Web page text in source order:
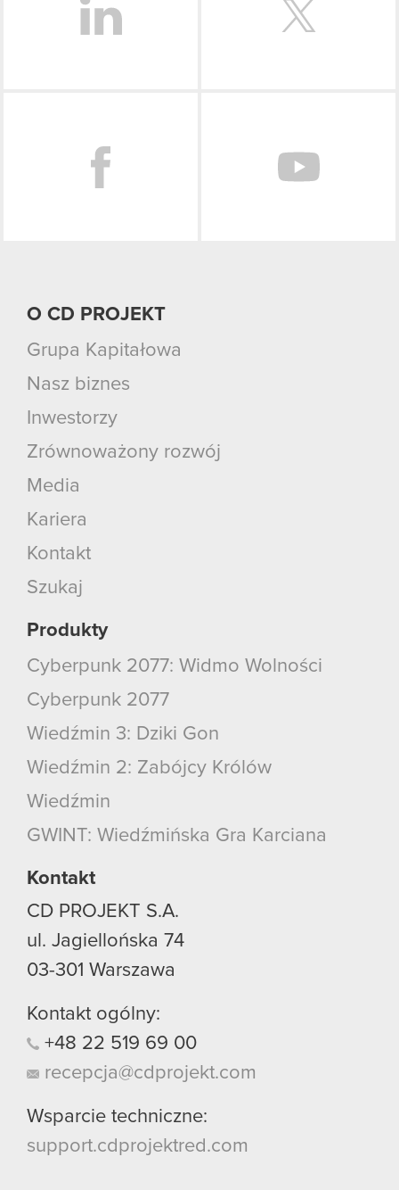
O CD PROJEKT
Grupa Kapitałowa
Nasz biznes
Inwestorzy
Zrównoważony rozwój
Media
Kariera
Kontakt
Szukaj
Produkty
Cyberpunk 2077: Widmo Wolności
Cyberpunk 2077
Wiedźmin 3: Dziki Gon
Wiedźmin 2: Zabójcy Królów
Wiedźmin
GWINT: Wiedźmińska Gra Karciana
Kontakt
CD PROJEKT S.A.
ul. Jagiellońska 74
03-301 Warszawa
Kontakt ogólny:
+48 22 519 69 00
recepcja@cdprojekt.com
Wsparcie techniczne:
support.cdprojektred.com